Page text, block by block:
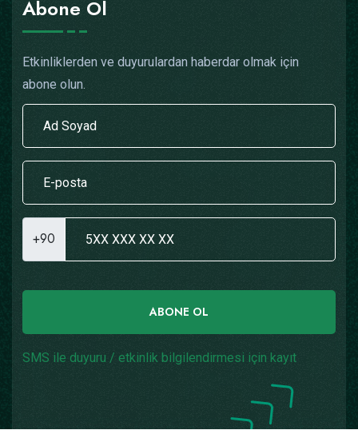
Abone Ol
Etkinliklerden ve duyurulardan haberdar olmak için
abone olun.
+90
ABONE OL
SMS ile duyuru / etkinlik bilgilendirmesi için kayıt